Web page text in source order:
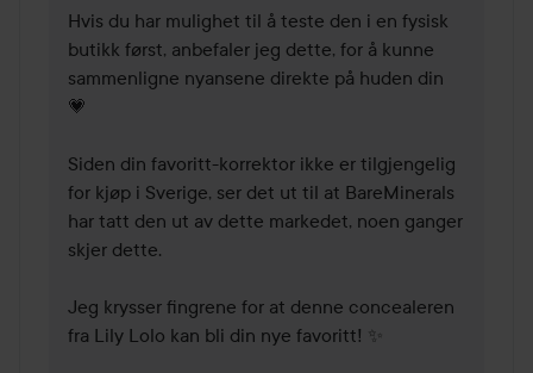
Hvis du har mulighet til å teste den i en fysisk
butikk først, anbefaler jeg dette, for å kunne
sammenligne nyansene direkte på huden din
💗
Siden din favoritt-korrektor ikke er tilgjengelig
for kjøp i Sverige, ser det ut til at BareMinerals
har tatt den ut av dette markedet, noen ganger
skjer dette.
Jeg krysser fingrene for at denne concealeren
fra Lily Lolo kan bli din nye favoritt! ✨